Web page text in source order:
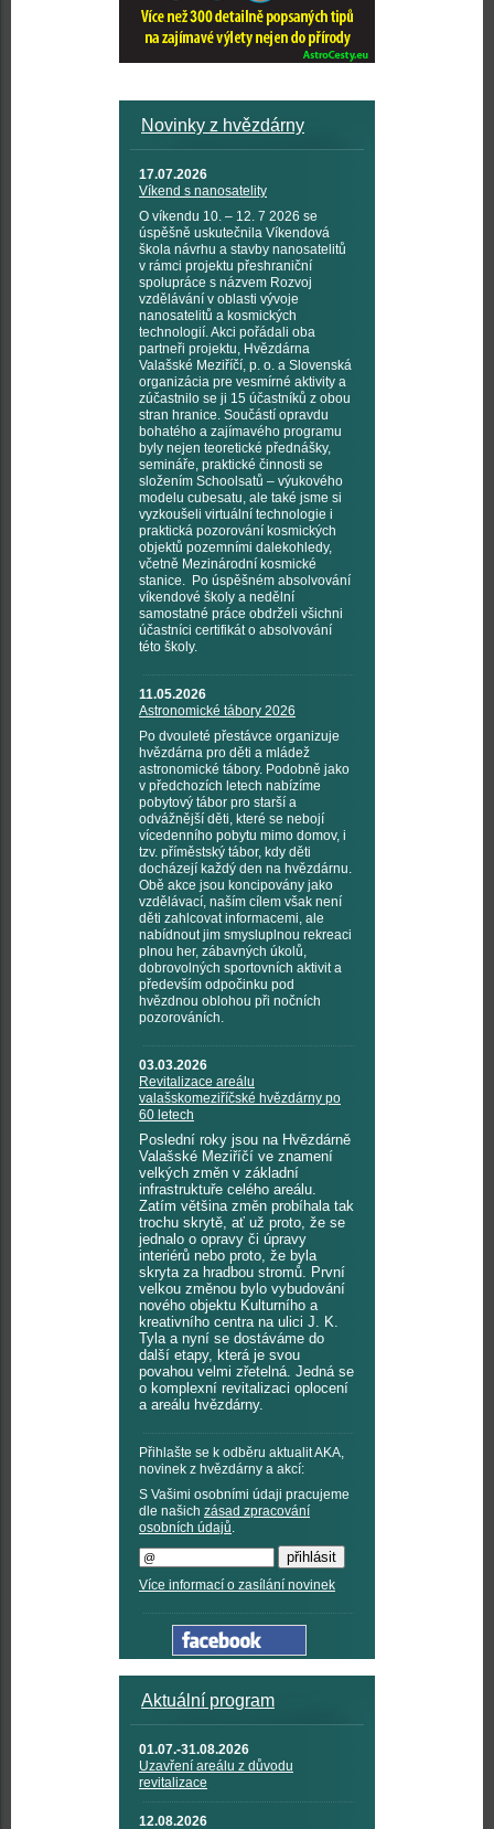
Novinky z hvězdárny
17.07.2026
Víkend s nanosatelity
O víkendu 10. – 12. 7 2026 se
úspěšně uskutečnila Víkendová
škola návrhu a stavby nanosatelitů
v rámci projektu přeshraniční
spolupráce s názvem Rozvoj
vzdělávání v oblasti vývoje
nanosatelitů a kosmických
technologií. Akci pořádali oba
partneři projektu, Hvězdárna
Valašské Meziříčí, p. o. a Slovenská
organizácia pre vesmírné aktivity a
zúčastnilo se ji 15 účastníků z obou
stran hranice. Součástí opravdu
bohatého a zajímavého programu
byly nejen teoretické přednášky,
semináře, praktické činnosti se
složením Schoolsatů – výukového
modelu cubesatu, ale také jsme si
vyzkoušeli virtuální technologie i
praktická pozorování kosmických
objektů pozemními dalekohledy,
včetně Mezinárodní kosmické
stanice. Po úspěšném absolvování
víkendové školy a nedělní
samostatné práce obdrželi všichni
účastníci certifikát o absolvování
této školy.
11.05.2026
Astronomické tábory 2026
Po dvouleté přestávce organizuje
hvězdárna pro děti a mládež
astronomické tábory. Podobně jako
v předchozích letech nabízíme
pobytový tábor pro starší a
odvážnější děti, které se nebojí
vícedenního pobytu mimo domov, i
tzv. příměstský tábor, kdy děti
docházejí každý den na hvězdárnu.
Obě akce jsou koncipovány jako
vzdělávací, naším cílem však není
děti zahlcovat informacemi, ale
nabídnout jim smysluplnou rekreaci
plnou her, zábavných úkolů,
dobrovolných sportovních aktivit a
především odpočinku pod
hvězdnou oblohou při nočních
pozorováních.
03.03.2026
Revitalizace areálu
valašskomeziříčské hvězdárny po
60 letech
Poslední roky jsou na Hvězdárně
Valašské Meziříčí ve znamení
velkých změn v základní
infrastruktuře celého areálu.
Zatím většina změn probíhala tak
trochu skrytě, ať už proto, že se
jednalo o opravy či úpravy
interiérů nebo proto, že byla
skryta za hradbou stromů. První
velkou změnou bylo vybudování
nového objektu Kulturního a
kreativního centra na ulici J. K.
Tyla a nyní se dostáváme do
další etapy, která je svou
povahou velmi zřetelná. Jedná se
o komplexní revitalizaci oplocení
a areálu hvězdárny.
Přihlašte se k odběru aktualit AKA,
novinek z hvězdárny a akcí:
S Vašimi osobními údaji pracujeme
dle našich zásad zpracování
osobních údajů.
Více informací o zasílání novinek
Aktuální program
01.07.-31.08.2026
Uzavření areálu z důvodu
revitalizace
12.08.2026